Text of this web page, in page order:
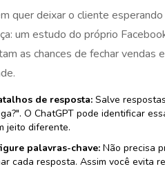
quer deixar o cliente
um estudo do próprio
as chances de fechar vendas
de resposta: Salve
O ChatGPT pode identificar
jeito diferente.
palavras-chave: Não precisa
cada resposta. Assim você evita